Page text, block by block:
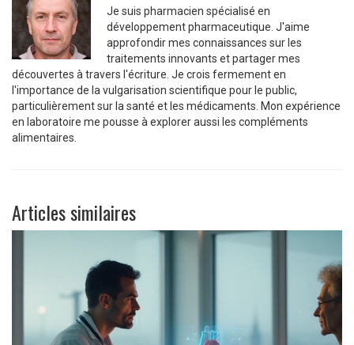
Je suis pharmacien spécialisé en
développement pharmaceutique. J'aime
approfondir mes connaissances sur les
traitements innovants et partager mes
découvertes à travers l'écriture. Je crois fermement en
l'importance de la vulgarisation scientifique pour le public,
particulièrement sur la santé et les médicaments. Mon expérience
en laboratoire me pousse à explorer aussi les compléments
alimentaires.
Articles similaires